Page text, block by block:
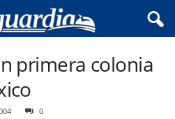
primera colonia
0